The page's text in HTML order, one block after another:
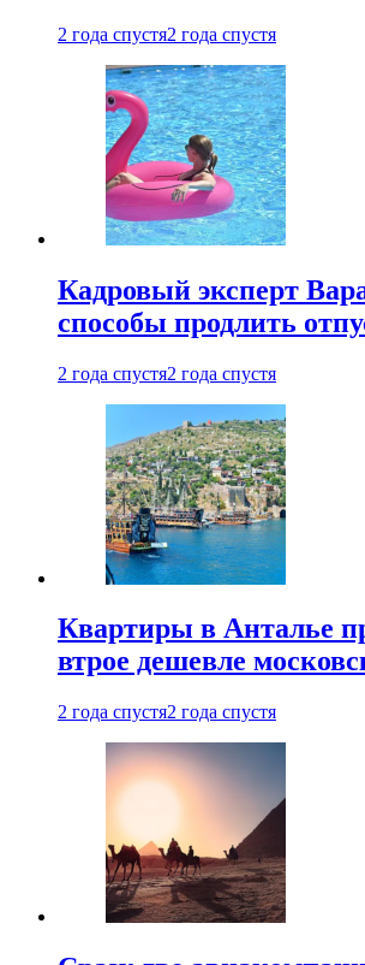
2 года спустя2 года спустя
Кадровый эксперт
способы продлить
2 года спустя2 года спустя
Квартиры в Анталье
втрое дешевле
2 года спустя2 года спустя